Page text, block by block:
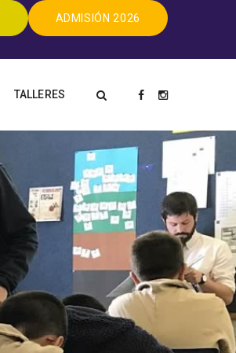
ADMISIÓN 2026
TALLERES